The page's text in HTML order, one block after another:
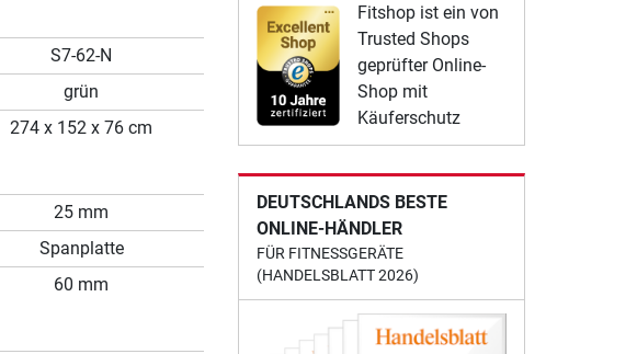
S7-62-N
grün
274 x 152 x 76 cm
25 mm
Spanplatte
60 mm
Fitshop ist ein von
Trusted Shops
geprüfter Online-
Shop mit
Käuferschutz
DEUTSCHLANDS BESTE
ONLINE-HÄNDLER
FÜR FITNESSGERÄTE
(HANDELSBLATT 2026)